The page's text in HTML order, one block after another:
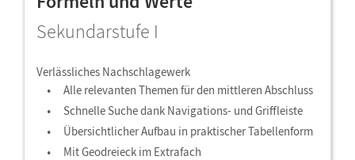
Sekundarstufe I
Verlässliches Nachschlagewerk
Alle relevanten Themen für den mittleren Abschluss
Schnelle Suche dank Navigations- und Griffleiste
Übersichtlicher Aufbau in praktischer Tabellenform
Mit Geodreieck im Extrafach